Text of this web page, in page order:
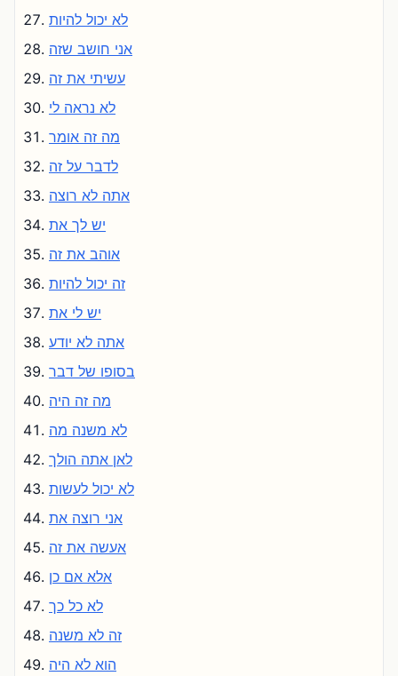
לא יכול להיות
אני חושב שזה
עשיתי את זה
לא נראה לי
מה זה אומר
לדבר על זה
אתה לא רוצה
יש לך את
אוהב את זה
זה יכול להיות
יש לי את
אתה לא יודע
בסופו של דבר
מה זה היה
לא משנה מה
לאן אתה הולך
לא יכול לעשות
אני רוצה את
אעשה את זה
אלא אם כן
לא כל כך
זה לא משנה
הוא לא היה